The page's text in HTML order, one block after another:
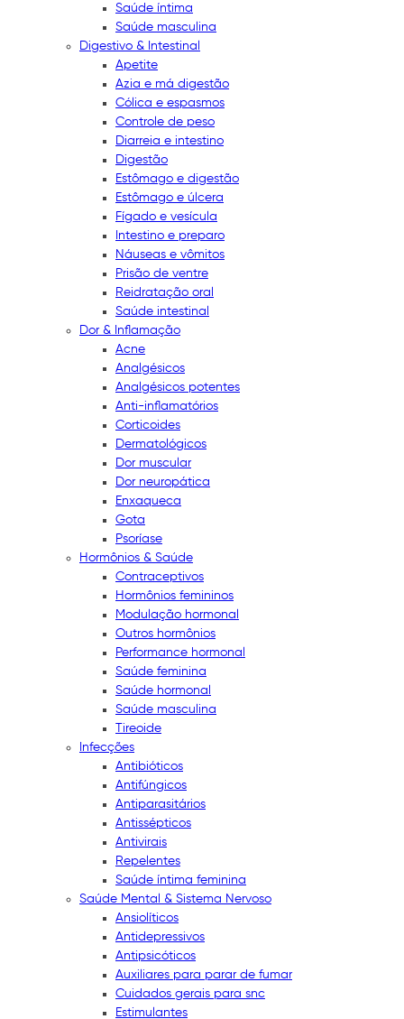
Saúde íntima
Saúde masculina
Digestivo & Intestinal
Apetite
Azia e má digestão
Cólica e espasmos
Controle de peso
Diarreia e intestino
Digestão
Estômago e digestão
Estômago e úlcera
Fígado e vesícula
Intestino e preparo
Náuseas e vômitos
Prisão de ventre
Reidratação oral
Saúde intestinal
Dor & Inflamação
Acne
Analgésicos
Analgésicos potentes
Anti-inflamatórios
Corticoides
Dermatológicos
Dor muscular
Dor neuropática
Enxaqueca
Gota
Psoríase
Hormônios & Saúde
Contraceptivos
Hormônios femininos
Modulação hormonal
Outros hormônios
Performance hormonal
Saúde feminina
Saúde hormonal
Saúde masculina
Tireoide
Infecções
Antibióticos
Antifúngicos
Antiparasitários
Antissépticos
Antivirais
Repelentes
Saúde íntima feminina
Saúde Mental & Sistema Nervoso
Ansiolíticos
Antidepressivos
Antipsicóticos
Auxiliares para parar de fumar
Cuidados gerais para snc
Estimulantes